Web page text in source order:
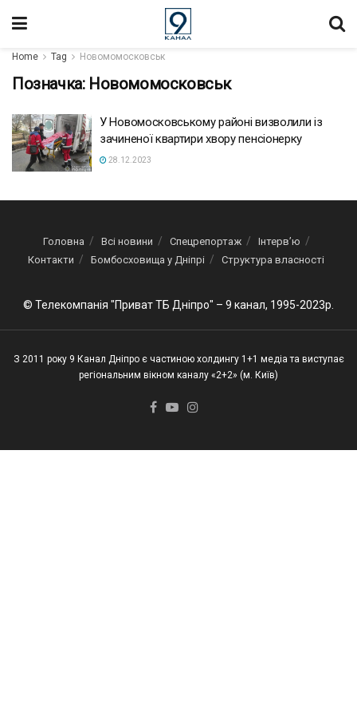
Home Tag Новомомосковськ
Позначка: Новомомосковськ
У Новомосковському районі визволили із
зачиненої квартири хвору пенсіонерку
28.12.2023
Головна Всі новини Спецрепортаж
Інтерв’ю
Контакти
Бомбосховища у Дніпрі Структура власності
© Телекомпанія "Приват ТБ Дніпро" – 9 канал, 1995-2023р.
З 2011 року 9 Канал Дніпро є частиною холдингу 1+1 медіа та виступає
регіональним вікном каналу «2+2» (м. Київ)